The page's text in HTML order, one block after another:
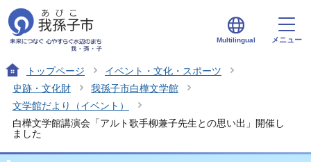
Multilingual メニュー
トップページ
イベント・文化・スポーツ
史跡・文化財
我孫子市白樺文学館
文学館だより（イベント）
白樺文学館講演会「アルト歌手柳兼子先生との思い出」開催し
ました